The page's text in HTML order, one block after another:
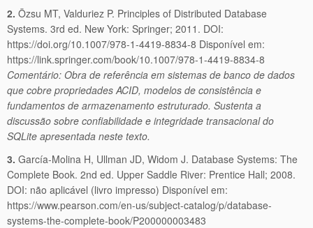
2. Özsu MT, Valduriez P. Principles of Distributed Database
Systems. 3rd ed. New York: Springer; 2011. DOI:
https://doi.org/10.1007/978-1-4419-8834-8 Disponível em:
https://link.springer.com/book/10.1007/978-1-4419-8834-8
Comentário: Obra de referência em sistemas de banco de dados
que cobre propriedades ACID, modelos de consistência e
fundamentos de armazenamento estruturado. Sustenta a
discussão sobre confiabilidade e integridade transacional do
SQLite apresentada neste texto.
3. García-Molina H, Ullman JD, Widom J. Database Systems: The
Complete Book. 2nd ed. Upper Saddle River: Prentice Hall; 2008.
DOI: não aplicável (livro impresso) Disponível em:
https://www.pearson.com/en-us/subject-catalog/p/database-
systems-the-complete-book/P200000003483